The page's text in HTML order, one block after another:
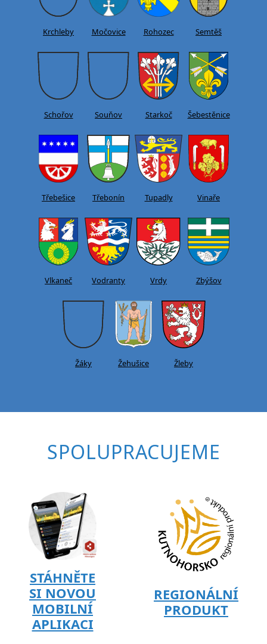
Krchleby Močovice Rohozec Semtěš
Schořov Souňov Starkoč Šebestěnice
Třebešice Třebonín Tupadly Vinaře
Vlkaneč Vodranty Vrdy Zbýšov
Žáky Žehušice Žleby
SPOLUPRACUJEME
STÁHNĚTE
SI NOVOU
MOBILNÍ
APLIKACI
REGIONÁLNÍ
PRODUKT